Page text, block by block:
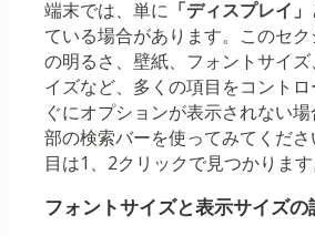
端末では、単に 「ディスプレイ」
ている場合があります。このセ
の明るさ、壁紙、フォントサイ
イズなど、多くの項目をコント
ぐにオプションが表示されない
部の検索バーを使ってみてくだ
目は1、2クリックで見つかります
フォントサイズと表示サイズ